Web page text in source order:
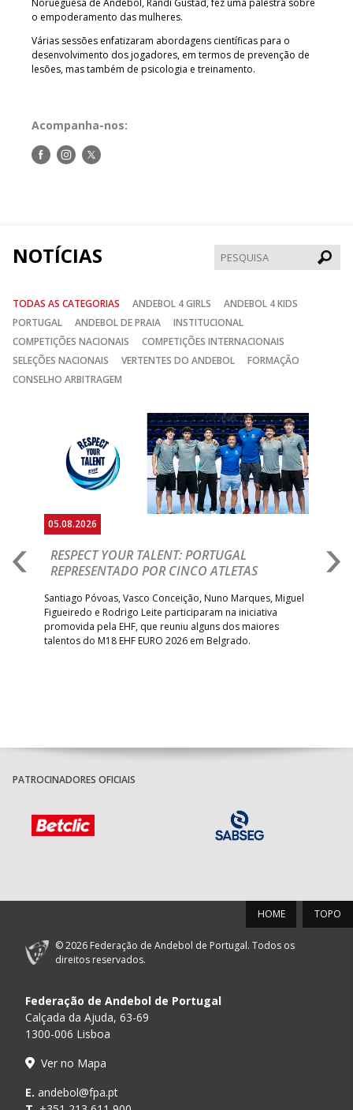
o empoderamento das mulheres.
Várias sessões enfatizaram abordagens científicas para o
desenvolvimento dos jogadores, em termos de prevenção de
lesões, mas também de psicologia e treinamento.
Acompanha-nos:
Siga-Siga-Siga-
NOTÍCIAS
TODAS AS CATEGORIAS ANDEBOL 4 GIRLS
ANDEBOL 4 KIDS
PORTUGAL
ANDEBOL DE PRAIA
INSTITUCIONAL
COMPETIÇÕES NACIONAIS
COMPETIÇÕES INTERNACIONAIS
SELEÇÕES NACIONAIS
VERTENTES DO ANDEBOL
FORMAÇÃO
CONSELHO ARBITRAGEM
05.08.2026
RESPECT YOUR TALENT: PORTUGAL
REPRESENTADO POR CINCO ATLETAS
Santiago Póvoas, Vasco Conceição, Nuno Marques, Miguel
Figueiredo e Rodrigo Leite participaram na iniciativa
promovida pela EHF, que reuniu alguns dos maiores
talentos do M18 EHF EURO 2026 em Belgrado.
PATROCINADORES OFICIAIS
TOPO
HOME
© 2026 Federação de Andebol de Portugal. Todos os
direitos reservados.
Federação de Andebol de Portugal
Calçada da Ajuda, 63-69
1300-006 Lisboa
Ver no Mapa
E. andebol@fpa.pt